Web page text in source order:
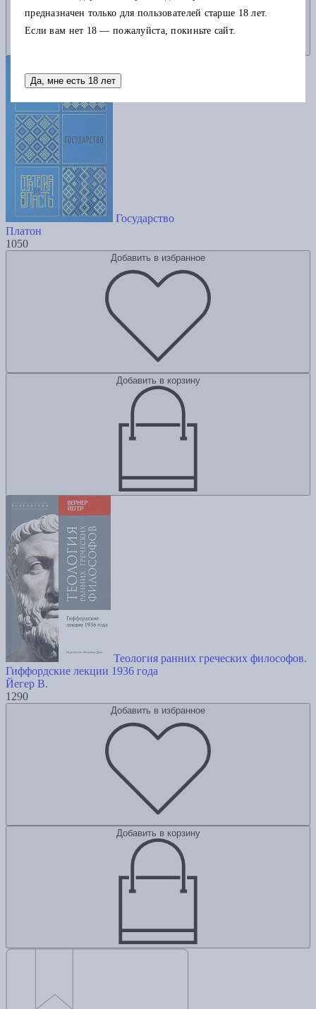
Государство
Платон
1050
Добавить в избранное
Добавить в корзину
Теология ранних греческих философов.
Гиффордские лекции 1936 года
Йегер В.
1290
Добавить в избранное
Добавить в корзину
предназначен только для пользователей старше 18 лет.
Если вам нет 18 — пожалуйста, покиньте сайт.
Да, мне есть 18 лет